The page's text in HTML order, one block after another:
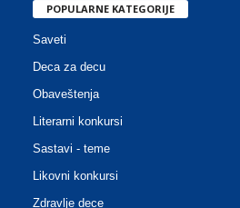
POPULARNE KATEGORIJE
Saveti
Deca za decu
Obaveštenja
Literarni konkursi
Sastavi - teme
Likovni konkursi
Zdravlje dece